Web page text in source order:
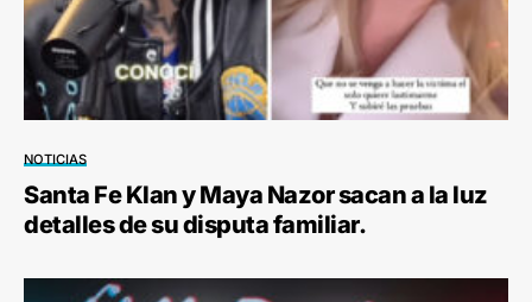
NOTICIAS
Santa Fe Klan y Maya Nazor sacan a la luz
detalles de su disputa familiar.